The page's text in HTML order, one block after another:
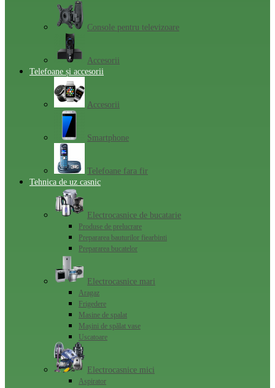
Console pentru televizoare
Accesorii
Telefoane și accesorii
Accesorii
Smartphone
Telefoane fara fir
Tehnica de uz casnic
Electrocasnice de bucatarie
Produse de prelucrare
Prepararea bauturilor fiearbinti
Prepararea bucatelor
Electrocasnice mari
Aragaz
Frigedere
Masine de spalat
Mașini de spălat vase
Uscatoare
Electrocasnice mici
Aspirator